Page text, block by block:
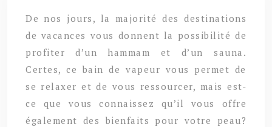
De nos jours, la majorité des destinations
de vacances vous donnent la possibilité de
profiter d’un hammam et d’un sauna.
Certes, ce bain de vapeur vous permet de
se relaxer et de vous ressourcer, mais est-
ce que vous connaissez qu’il vous offre
également des bienfaits pour votre peau?